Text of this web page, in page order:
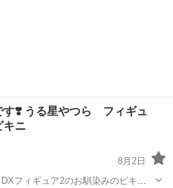
す❣️ うる星やつら フィギュ
ニ
8月2日
フィギュア2のお馴染みのビキニ